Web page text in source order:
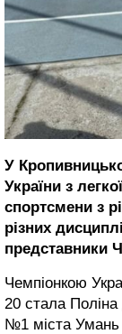
У
України з
спортсмени з
різних
представники
Чемпіонкою
20 стала
№1 міста Умань